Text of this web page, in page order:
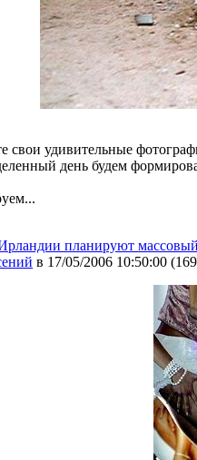
свои удивительные
день будем
планируют массовый
в 17/05/2006 10:50:00 (